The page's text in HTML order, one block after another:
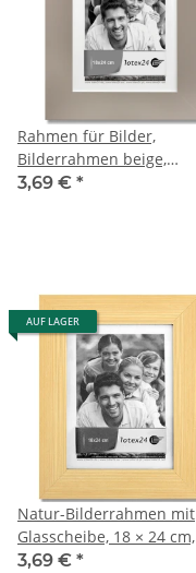
Rahmen für Bilder,
Bilderrahmen beige,
Bildformat 18 × 24 cm
3,69 € *
AUF LAGER
Natur-Bilderrahmen mit
Glasscheibe, 18 × 24 cm,
Fotorahmen
3,69 € *